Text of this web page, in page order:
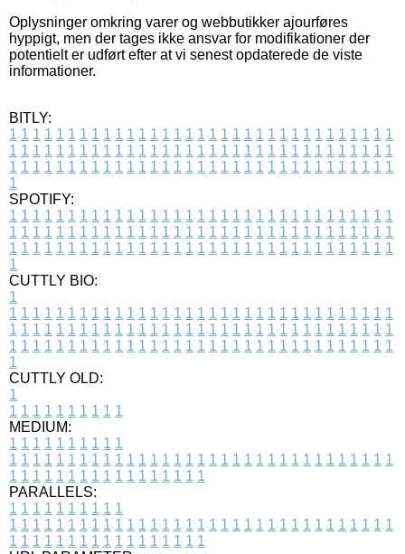
Oplysninger omkring varer og webbutikker ajourføres
hyppigt, men der tages ikke ansvar for modifikationer der
potentielt er udført efter at vi senest opdaterede de viste
informationer.
BITLY:
1 1 1 1 1 1 1 1 1 1 1 1 1 1 1 1 1 1 1 1 1 1 1 1 1 1 1 1 1 1 1 1 1
1 1 1 1 1 1 1 1 1 1 1 1 1 1 1 1 1 1 1 1 1 1 1 1 1 1 1 1 1 1 1 1 1
1 1 1 1 1 1 1 1 1 1 1 1 1 1 1 1 1 1 1 1 1 1 1 1 1 1 1 1 1 1 1 1 1
1
SPOTIFY:
1 1 1 1 1 1 1 1 1 1 1 1 1 1 1 1 1 1 1 1 1 1 1 1 1 1 1 1 1 1 1 1 1
1 1 1 1 1 1 1 1 1 1 1 1 1 1 1 1 1 1 1 1 1 1 1 1 1 1 1 1 1 1 1 1 1
1 1 1 1 1 1 1 1 1 1 1 1 1 1 1 1 1 1 1 1 1 1 1 1 1 1 1 1 1 1 1 1 1
1
CUTTLY BIO:
1
1 1 1 1 1 1 1 1 1 1 1 1 1 1 1 1 1 1 1 1 1 1 1 1 1 1 1 1 1 1 1 1 1
1 1 1 1 1 1 1 1 1 1 1 1 1 1 1 1 1 1 1 1 1 1 1 1 1 1 1 1 1 1 1 1 1
1 1 1 1 1 1 1 1 1 1 1 1 1 1 1 1 1 1 1 1 1 1 1 1 1 1 1 1 1 1 1 1 1
1
CUTTLY OLD:
1
1 1 1 1 1 1 1 1 1 1
MEDIUM:
1 1 1 1 1 1 1 1 1 1
1 1 1 1 1 1 1 1 1 1 1 1 1 1 1 1 1 1 1 1 1 1 1 1 1 1 1 1 1 1 1 1 1
1 1 1 1 1 1 1 1 1 1 1 1 1 1 1 1 1
PARALLELS:
1 1 1 1 1 1 1 1 1 1
1 1 1 1 1 1 1 1 1 1 1 1 1 1 1 1 1 1 1 1 1 1 1 1 1 1 1 1 1 1 1 1 1
1 1 1 1 1 1 1 1 1 1 1 1 1 1 1 1 1